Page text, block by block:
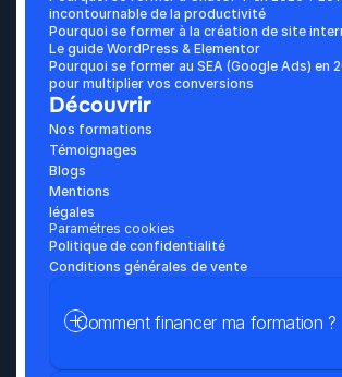
incontournable de la productivité
Pourquoi se former à la création de site
Le guide WordPress & Elementor
Pourquoi se former au SEA (Google Ads) en
pour multiplier vos conversions
Découvrir
Nos formations
Témoignages
Blogs
Mentions
légales
Paramétres cookies
Politique de confidentialité
Conditions générales de vente
Comment financer ma formation ?